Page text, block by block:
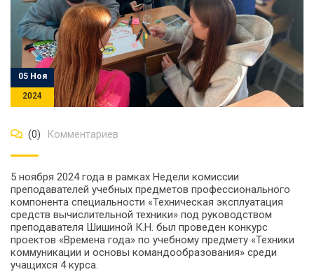
05 Ноя
2024
(0) Комментариев
5 ноября 2024 года в рамках Недели комиссии
преподавателей учебных предметов профессионального
компонента специальности «Техническая эксплуатация
средств вычислительной техники» под руководством
преподавателя Шишиной К.Н. был проведен конкурс
проектов «Времена года» по учебному предмету «Техники
коммуникации и основы командообразования» среди
учащихся 4 курса.